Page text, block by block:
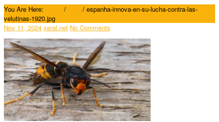
You Are Here: / / espanha-innova-en-su-lucha-contra-las-
velutinas-1920.jpg
Nov 11, 2024 xeral.net No Comments